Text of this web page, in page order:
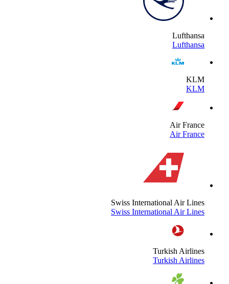
Air
Air
Swiss International Air
Swiss International Air
Turkish
Turkish